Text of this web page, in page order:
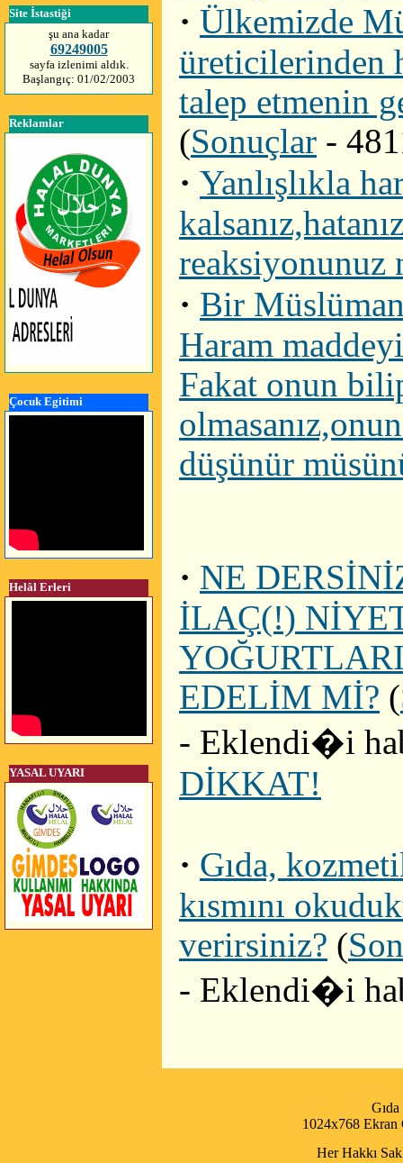
Site İstastiği
şu ana kadar
69249005
sayfa izlenimi aldık.
Başlangıç: 01/02/2003
Reklamlar
Çocuk Egitimi
Helâl Erleri
YASAL UYARI
· Ülkemizde
üreticilerinden
talep etmenin
(Sonuçlar -
· Yanlışlıkla
reaksiyonunuz
· Bir
Haram
Fakat onun
düşünür
· NE
İLAÇ(!)
EDELİM Mİ? (
- Eklendi�i
DİKKAT!
· Gıda,
kısmını
verirsiniz? (
- Eklendi�i
1024x768 Ekran
Her Hakkı